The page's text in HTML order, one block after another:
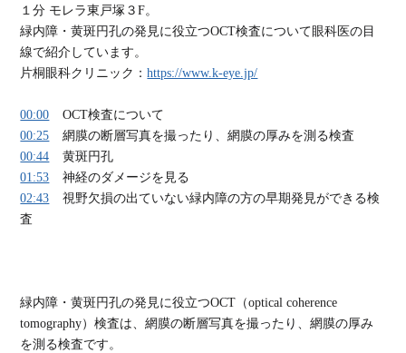
１分 モレラ東戸塚３F。
緑内障・黄斑円孔の発見に役立つOCT検査について眼科医の目
線で紹介しています。
片桐眼科クリニック：https://www.k-eye.jp/
00:00
OCT検査について
00:25
網膜の断層写真を撮ったり、網膜の厚みを測る検査
00:44
黄斑円孔
01:53
神経のダメージを見る
02:43
視野欠損の出ていない緑内障の方の早期発見ができる検
査
緑内障・黄斑円孔の発見に役立つOCT（optical coherence
tomography）検査は、網膜の断層写真を撮ったり、網膜の厚み
を測る検査です。